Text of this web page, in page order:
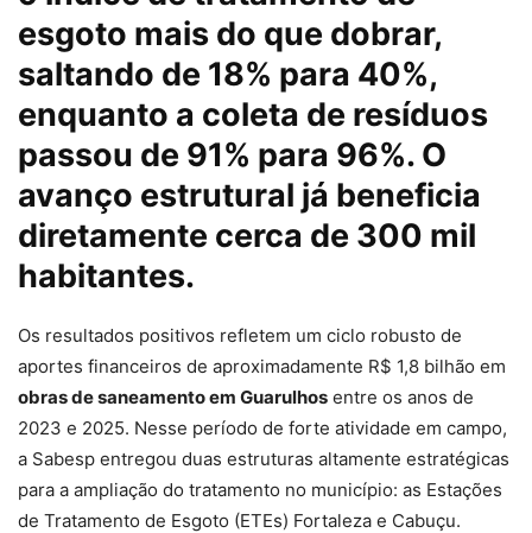
esgoto mais do que dobrar,
saltando de 18% para 40%,
enquanto a coleta de resíduos
passou de 91% para 96%. O
avanço estrutural já beneficia
diretamente cerca de 300 mil
habitantes.
Os resultados positivos refletem um ciclo robusto de
aportes financeiros de aproximadamente R$ 1,8 bilhão em
obras de saneamento em Guarulhos entre os anos de
2023 e 2025. Nesse período de forte atividade em campo,
a Sabesp entregou duas estruturas altamente estratégicas
para a ampliação do tratamento no município: as Estações
de Tratamento de Esgoto (ETEs) Fortaleza e Cabuçu.